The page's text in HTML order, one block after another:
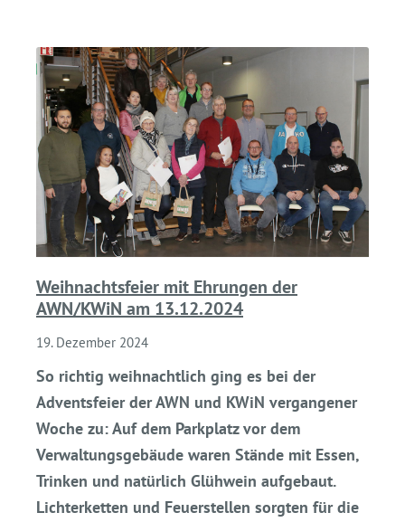
Weihnachtsfeier mit Ehrungen der
AWN/KWiN am 13.12.2024
19. Dezember 2024
So richtig weihnachtlich ging es bei der
Adventsfeier der AWN und KWiN vergangener
Woche zu: Auf dem Parkplatz vor dem
Verwaltungsgebäude waren Stände mit Essen,
Trinken und natürlich Glühwein aufgebaut.
Lichterketten und Feuerstellen sorgten für die